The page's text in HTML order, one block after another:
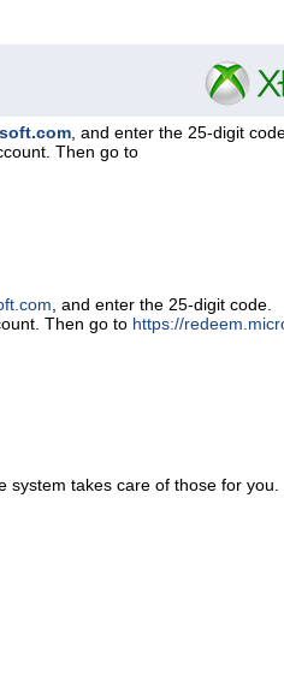
, and enter the 25-digit
Then go to
, and enter the 25-digit code.
Then go to https://
takes care of those for you.